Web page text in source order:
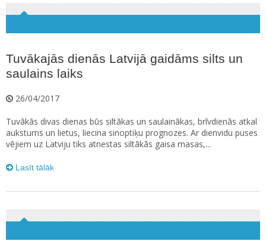
Tuvākajās dienās Latvijā gaidāms silts un
saulains laiks
26/04/2017
Tuvākās divas dienas būs siltākas un saulainākas, brīvdienās atkal
aukstums un lietus, liecina sinoptiķu prognozes. Ar dienvidu puses
vējiem uz Latviju tiks atnestas siltākās gaisa masas,...
Lasīt tālāk